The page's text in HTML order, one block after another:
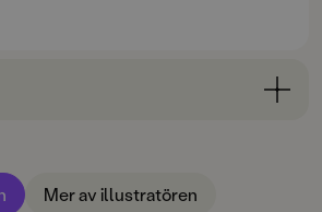
kunskaper på köpet: Hur dresserar
vad på cirkusen? Hur får man
ett underhållande vis. Boken är
Mer av illustratören